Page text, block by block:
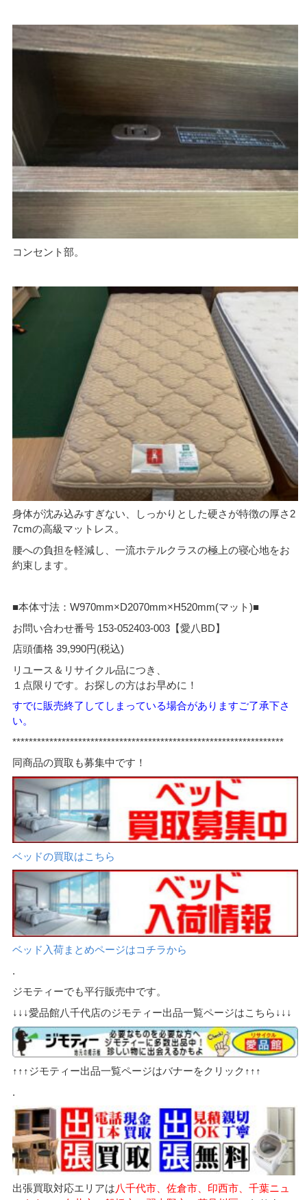
コンセント部。
身体が沈み込みすぎない、しっかりとした硬さが特徴の厚さ2
7cmの高級マットレス。
腰への負担を軽減し、一流ホテルクラスの極上の寝心地をお
約束します。
■本体寸法：W970mm×D2070mm×H520mm(マット)■
お問い合わせ番号 153-052403-003【愛八BD】
店頭価格 39,990円(税込)
リユース＆リサイクル品につき、
１点限りです。お探しの方はお早めに！
すでに販売終了してしまっている場合がありますご了承下さ
い。
******************************************************************
同商品の買取も募集中です！
ベッドの買取はこちら
ベッド入荷まとめページはコチラから
.
ジモティーでも平行販売中です。
↓↓↓愛品館八千代店のジモティー出品一覧ページはこちら↓↓↓
↑↑↑ジモティー出品一覧ページはバナーをクリック↑↑↑
.
出張買取対応エリアは八千代市、佐倉市、印西市、千葉ニュ